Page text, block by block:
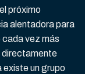
próximo
alentadora para
cada vez más
directamente
existe un grupo